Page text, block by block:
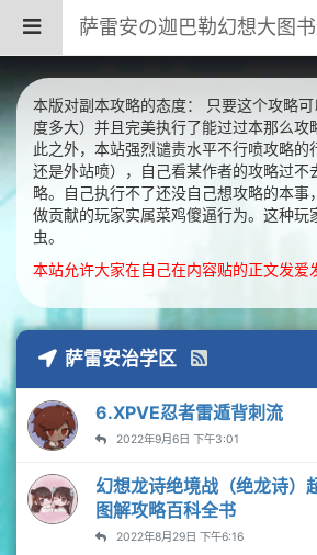
萨雷安の迦巴勒幻想大图
本版对副本攻略的态度： 只要这个攻略
度多大）并且完美执行了能过过本那么攻
此之外，本站强烈谴责水平不行喷攻略的
还是外站喷），自己看某作者的攻略过不
略。自己执行不了还没自己想攻略的本事
做贡献的玩家实属菜鸡傻逼行为。这种玩
虫。
本站允许大家在自己在内容贴的正文发爱
萨雷安治学区
6.XPVE忍者雷遁背刺流
2022年9月6日 下午3:01
幻想龙诗绝境战（绝龙诗）
图解攻略百科全书
2022年8月29日 下午6:16